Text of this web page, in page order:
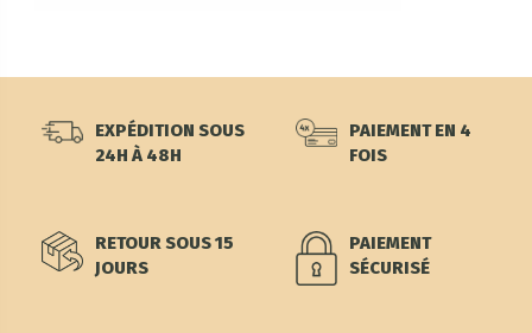
EXPÉDITION SOUS
24H À 48H
PAIEMENT EN 4
FOIS
RETOUR SOUS 15
JOURS
PAIEMENT
SÉCURISÉ